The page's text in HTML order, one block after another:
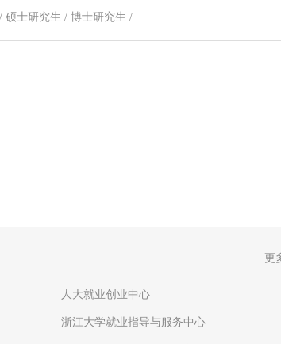
硕士研究生 / 博士研究生 /
更
人大就业创业中心
浙江大学就业指导与服务中心